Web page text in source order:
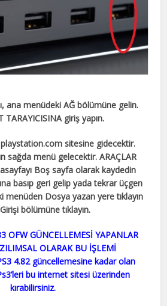
ana menüdeki AĞ bölümüne gelin.
TARAYICISINA giriş yapın.
sitesine gidecektir.
sağda menü gelecektir. ARAÇLAR
Boş sayfa olarak kaydedin
basıp geri gelip yada tekrar üçgen
menüden Dosya yazan yere tıklayın
bölümüne tıklayın.
OFW GÜNCELLEMESİ YAPANLAR
OLARAK BU İŞLEMİ
4.82 güncellemesine kadar olan
bu internet sitesi üzerinden
kırabilirsiniz.